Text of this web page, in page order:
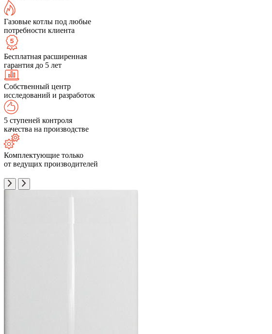
Газовые котлы под любые
потребности клиента
Бесплатная расширенная
гарантия до 5 лет
Собственный центр
исследований и разработок
5 ступеней контроля
качества на производстве
Комплектующие только
от ведущих производителей